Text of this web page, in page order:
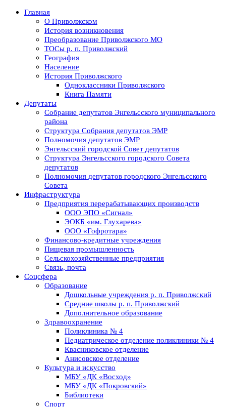
Главная
О Приволжском
История возникновения
Преобразование Приволжского МО
ТОСы р. п. Приволжский
География
Население
История Приволжского
Одноклассники Приволжского
Книга Памяти
Депутаты
Собрание депутатов Энгельсского муниципального
района
Структура Собрания депутатов ЭМР
Полномочия депутатов ЭМР
Энгельсский городской Совет депутатов
Структура Энгельсского городского Совета
депутатов
Полномочия депутатов городского Энгельсского
Совета
Инфраструктура
Предприятия перерабатывающих производств
ООО ЭПО «Сигнал»
ЭОКБ «им. Глухарева»
ООО «Гофротара»
Финансово-кредитные учреждения
Пищевая промышленность
Сельскохозяйственные предприятия
Связь, почта
Соцсфера
Образование
Дошкольные учреждения р. п. Приволжский
Средние школы р. п. Приволжский
Дополнительное образование
Здравоохранение
Поликлиника № 4
Педиатрическое отделение поликлиники № 4
Квасниковское отделение
Анисовское отделение
Культура и искусство
МБУ «ДК «Восход»
МБУ «ДК «Покровский»
Библиотеки
Спорт